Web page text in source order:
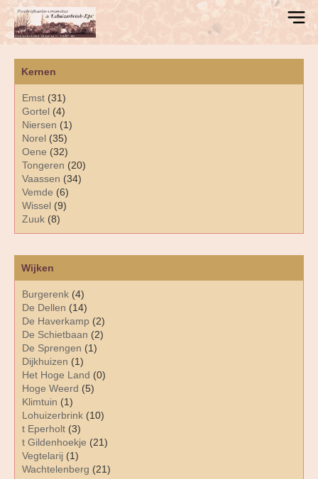
Kernen
Emst (31)
Gortel (4)
Niersen (1)
Norel (35)
Oene (32)
Tongeren (20)
Vaassen (34)
Vemde (6)
Wissel (9)
Zuuk (8)
Wijken
Burgerenk (4)
De Dellen (14)
De Haverkamp (2)
De Schietbaan (2)
De Sprengen (1)
Dijkhuizen (1)
Het Hoge Land (0)
Hoge Weerd (5)
Klimtuin (1)
Lohuizerbrink (10)
t Eperholt (3)
t Gildenhoekje (21)
Vegtelarij (1)
Wachtelenberg (21)